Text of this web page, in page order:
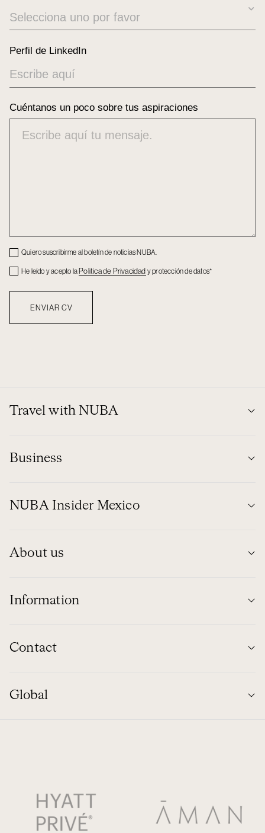
Perfil de LinkedIn
Cuéntanos un poco sobre tus aspiraciones
Checkbox
Quiero suscribirme al boletín de noticias NUBA.
Checkbox
He leído y acepto la Politica de Privacidad y protección de datos*
Travel with NUBA
Business
NUBA Insider Mexico
About us
Information
Contact
Global